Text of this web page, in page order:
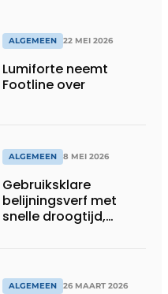
ALGEMEEN 22 MEI 2026
Lumiforte neemt
Footline over
ALGEMEEN 8 MEI 2026
Gebruiksklare
belijningsverf met
snelle droogtijd,
ALGEMEEN 26 MAART 2026